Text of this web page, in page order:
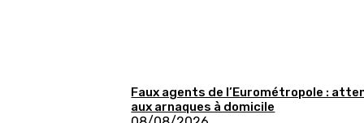
Faux agents de l’Eurométropole :
aux arnaques à domicile